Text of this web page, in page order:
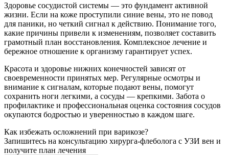
Здоровье сосудистой системы — это фундамент активной
жизни. Если на коже проступили синие вены, это не повод
для паники, но четкий сигнал к действию. Понимание того,
какие причины привели к изменениям, позволяет составить
грамотный план восстановления. Комплексное лечение и
бережное отношение к организму гарантирует успех.
Красота и здоровье нижних конечностей зависят от
своевременности принятых мер. Регулярные осмотры и
внимание к сигналам, которые подают вены, помогут
сохранить ноги легкими, а сосуды — крепкими. Забота о
профилактике и профессиональная оценка состояния сосудов
окупаются бодростью и уверенностью в каждом шаге.
Как избежать осложнений при варикозе?
Запишитесь на консультацию хирурга-флеболога с УЗИ вен и
получите план лечения